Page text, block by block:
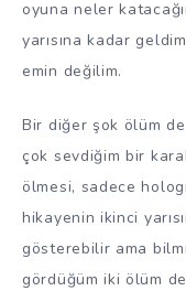
oyuna neler
yarısına kadar
emin değilim.
Bir diğer şok ölüm
çok sevdiğim bir
ölmesi, sadece
hikayenin ikinci
gösterebilir ama
gördüğüm iki ölüm de